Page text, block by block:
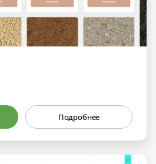
Подробнее